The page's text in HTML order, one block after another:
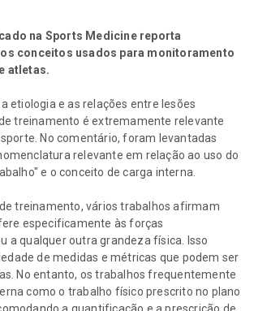
na Sports Medicine reporta
conceitos usados para monitoramento
atletas.
etiologia e as relações entre lesões
treinamento é extremamente relevante
No comentário, foram levantadas
relevante em relação ao uso do
e o conceito de carga interna.
treinamento, vários trabalhos afirmam
especificamente às forças
a qualquer outra grandeza física. Isso
de medidas e métricas que podem ser
No entanto, os trabalhos frequentemente
como o trabalho físico prescrito no plano
a quantificação e a prescrição de